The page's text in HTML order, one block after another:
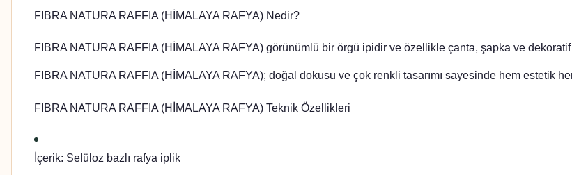
FIBRA NATURA RAFFIA (HİMALAYA RAFYA) Nedir?
FIBRA NATURA RAFFIA (HİMALAYA RAFYA) görünümlü bir örgü ipidir ve özellikle çanta, şapka ve
FIBRA NATURA RAFFIA (HİMALAYA RAFYA); doğal dokusu ve çok renkli tasarımı sayesinde hem estetik
FIBRA NATURA RAFFIA (HİMALAYA RAFYA) Teknik Özellikleri
İçerik: Selüloz bazlı rafya iplik